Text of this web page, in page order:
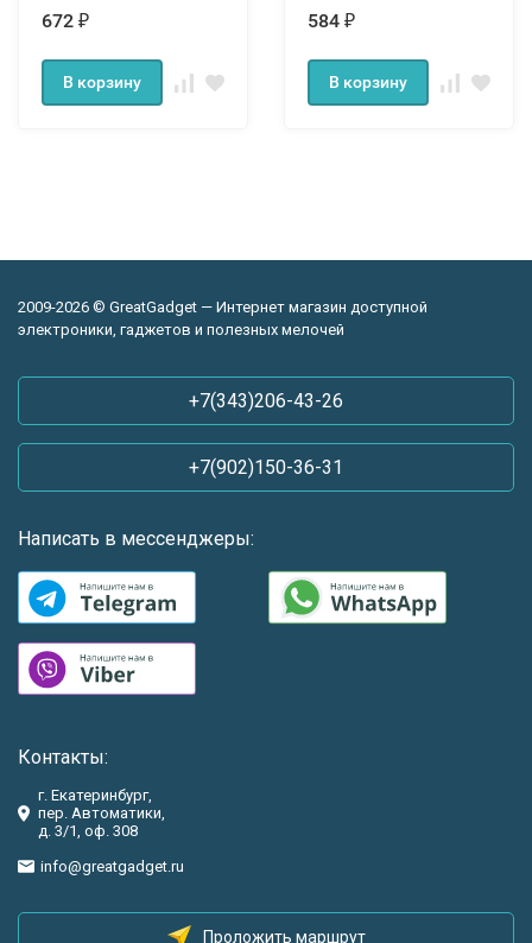
672 ₽
В корзину
584 ₽
В корзину
2009-2026 © GreatGadget — Интернет магазин доступной
электроники, гаджетов и полезных мелочей
+7(343)206-43-26
+7(902)150-36-31
Написать в мессенджеры:
Контакты:
г. Екатеринбург,
пер. Автоматики,
д. 3/1, оф. 308
info@greatgadget.ru
Проложить маршрут